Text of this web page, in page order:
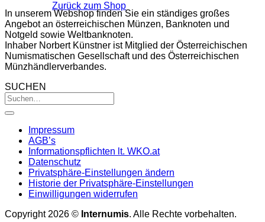
Zurück zum Shop
In unserem Webshop finden Sie ein ständiges großes
Angebot an österreichischen Münzen, Banknoten und
Notgeld sowie Weltbanknoten.
Inhaber Norbert Künstner ist Mitglied der Österreichischen
Numismatischen Gesellschaft und des Österreichischen
Münzhändlerverbandes.
SUCHEN
Impressum
AGB’s
Informationspflichten lt. WKO.at
Datenschutz
Privatsphäre-Einstellungen ändern
Historie der Privatsphäre-Einstellungen
Einwilligungen widerrufen
Copyright 2026 © Internumis. Alle Rechte vorbehalten.